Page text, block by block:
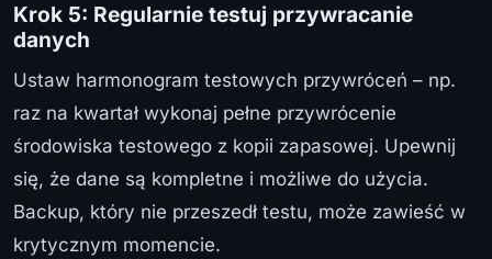
Krok 5: Regularnie testuj przywracanie
danych
Ustaw harmonogram testowych przywróceń – np.
raz na kwartał wykonaj pełne przywrócenie
środowiska testowego z kopii zapasowej. Upewnij
się, że dane są kompletne i możliwe do użycia.
Backup, który nie przeszedł testu, może zawieść w
krytycznym momencie.